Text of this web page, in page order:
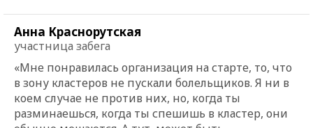
Анна Краснорутская
участница забега
«Мне понравилась организация на старте, то, что
в зону кластеров не пускали болельщиков. Я ни в
коем случае не против них, но, когда ты
разминаешься, когда ты спешишь в кластер, они